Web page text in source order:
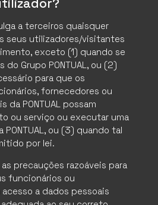
a terceiros quaisquer
seus utilizadores/visitantes
exceto (1) quando se
Grupo PONTUAL, ou (2)
para que os
fornecedores ou
da PONTUAL possam
ou serviço ou executar uma
ou (3) quando tal
por lei.
as precauções razoáveis para
funcionários ou
a dados pessoais